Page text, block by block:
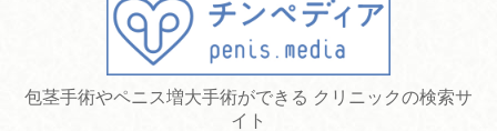
包茎手術やペニス増大手術ができる クリニックの検索サ
イト